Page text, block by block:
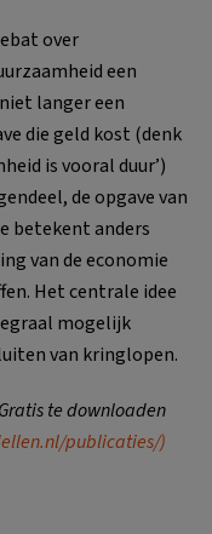
over
een
langer een
die geld kost (denk
is vooral duur’)
de opgave van
betekent anders
van de economie
Het centrale idee
mogelijk
van kringlopen.
te downloaden
publicaties/)